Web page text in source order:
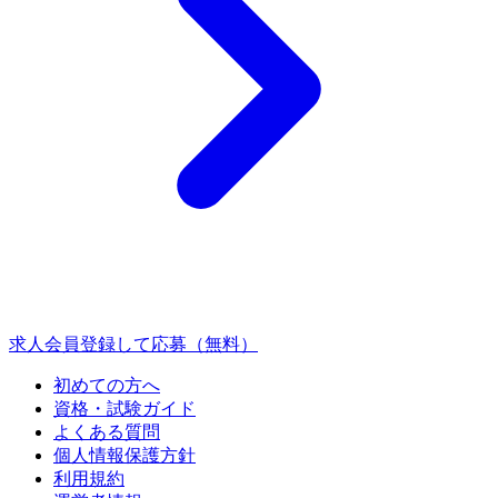
求人会員登録して応募（無料）
初めての方へ
資格・試験ガイド
よくある質問
個人情報保護方針
利用規約